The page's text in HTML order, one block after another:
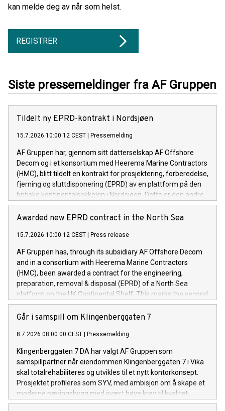
kan melde deg av når som helst.
REGISTRER
Siste pressemeldinger fra AF Gruppen
Tildelt ny EPRD-kontrakt i Nordsjøen
15.7.2026 10:00:12 CEST | Pressemelding
AF Gruppen har, gjennom sitt datterselskap AF Offshore
Decom og i et konsortium med Heerema Marine Contractors
(HMC), blitt tildelt en kontrakt for prosjektering, forberedelse,
fjerning og sluttdisponering (EPRD) av en plattform på den
britiske kontinentalsokkelen i Nordsjøen. Dette er den andre
kontrakten konsortiet har blitt tildelt innen kort tid.
Awarded new EPRD contract in the North Sea
15.7.2026 10:00:12 CEST | Press release
AF Gruppen has, through its subsidiary AF Offshore Decom
and in a consortium with Heerema Marine Contractors
(HMC), been awarded a contract for the engineering,
preparation, removal & disposal (EPRD) of a North Sea
platform on the UK Continental Shelf. This marks the second
contract awarded to the consortium within a short
timeframe.
Går i samspill om Klingenberggaten 7
8.7.2026 08:00:00 CEST | Pressemelding
Klingenberggaten 7 DA har valgt AF Gruppen som
samspillpartner når eiendommen Klingenberggaten 7 i Vika
skal totalrehabiliteres og utvikles til et nytt kontorkonsept.
Prosjektet profileres som SYV, med ambisjon om å skape et
moderne næringsbygg med svært høye krav til kvalitet,
fleksibilitet og bærekraft.